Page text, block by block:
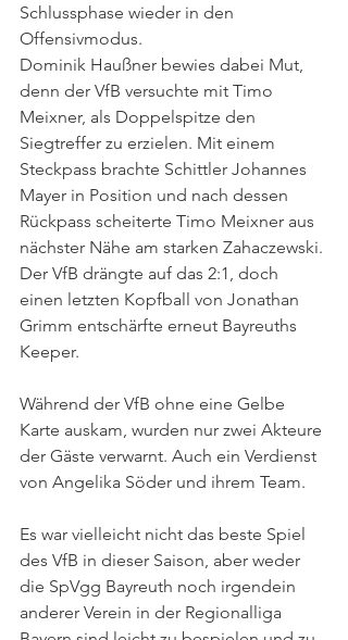
Schlussphase wieder in den
Offensivmodus.
Dominik Haußner bewies dabei Mut,
denn der VfB versuchte mit Timo
Meixner, als Doppelspitze den
Siegtreffer zu erzielen. Mit einem
Steckpass brachte Schittler Johannes
Mayer in Position und nach dessen
Rückpass scheiterte Timo Meixner aus
nächster Nähe am starken Zahaczewski.
Der VfB drängte auf das 2:1, doch
einen letzten Kopfball von Jonathan
Grimm entschärfte erneut Bayreuths
Keeper.
Während der VfB ohne eine Gelbe
Karte auskam, wurden nur zwei Akteure
der Gäste verwarnt. Auch ein Verdienst
von Angelika Söder und ihrem Team.
Es war vielleicht nicht das beste Spiel
des VfB in dieser Saison, aber weder
die SpVgg Bayreuth noch irgendein
anderer Verein in der Regionalliga